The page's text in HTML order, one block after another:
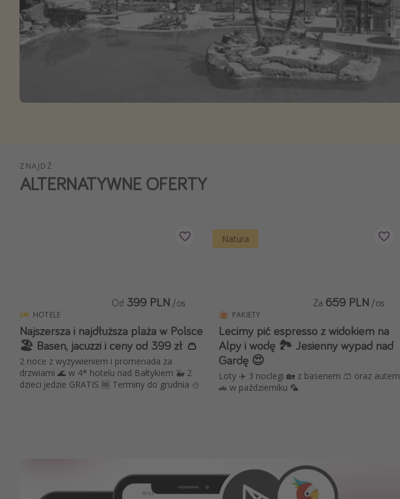
Wszystkie
ZNAJDŹ
ALTERNATYWNE OFERTY
HOTELE
Najszersza i najdłuższa plaża w Polsce
🏖️ Basen, jacuzzi i ceny od 399 zł 👛
2 noce z wyżywieniem i promenada za
drzwiami 🌊 w 4* hotelu nad Bałtykiem 🐳 2
dzieci jedzie GRATIS 🆓 Terminy do grudnia ⛄️
Od 399 PLN /os
Natura
PAKIETY
Lecimy pić espresso z widokiem na
Alpy i wodę 🏞️ Jesienny wypad nad
Gardę 😍
Loty ✈️ 3 noclegi 🏡 z basenem 🩳 oraz autem
🚗 w październiku 🦜
Za 659 PLN /os